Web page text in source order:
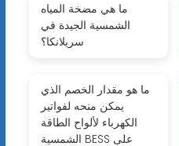
ما هي مضخة المياه
الشمسية الجيدة في
سريلانكا؟
ما هو مقدار الخصم الذي
يمكن منحه لفواتير
الكهرباء لألواح الطاقة
الشمسية BESS على